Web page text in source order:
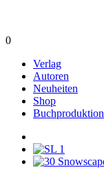
0
Verlag
Autoren
Neuheiten
Shop
Buchproduktion